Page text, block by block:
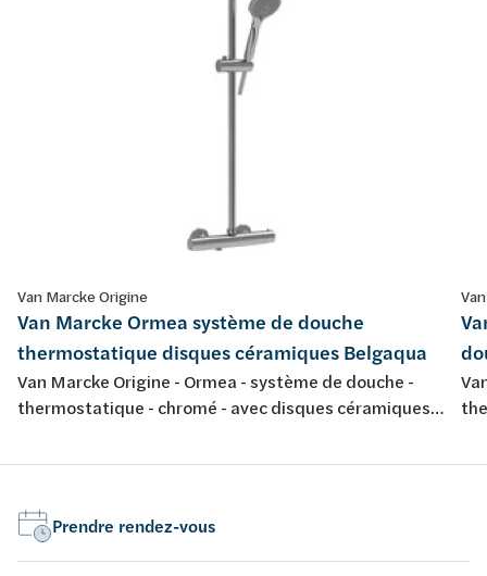
Van Marcke Origine
Van Marcke Ormea système de douche
thermostatique disques céramiques Belgaqua
Van Marcke Origine - Ormea - système de douche -
thermostatique - chromé - avec disques céramiques -
calcaire - 38° safety stop - 11l/min - ACS - Belgaqua
Prendre rendez-vous